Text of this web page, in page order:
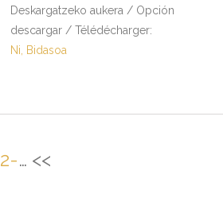
Deskargatzeko aukera / Opción
descargar / Télédécharger:
Ni, Bidasoa
2-… <<